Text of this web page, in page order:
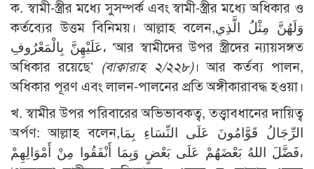
ক. স্বামী-স্ত্রীর মধ্যে সুসম্পর্ক এবং স্বামী-স্ত্রীর মধ্যে অধিকার ও
কর্তব্যের উত্তম বিনিময়। আল্লাহ বলেন,وَلَهُنَّ مِثْلُ الَّذِي
عَلَيْهِنَّ بِالْمَعْرُوفِ، ‘আর স্বামীদের উপর স্ত্রীদের ন্যায়সঙ্গত
অধিকার রয়েছে’ (বাক্বারাহ ২/২২৮)। আর কর্তব্য পালন,
অধিকার পূরণ এবং লালন-পালনের প্রতি অঙ্গীকারাবদ্ধ হওয়া।
খ. স্বামীর উপর পরিবারের অভিভাবকত্ব, তত্ত্বাবধানের দায়িত্ব
অর্পণ: আল্লাহ বলেন,الرِّجَالُ قَوَّامُونَ عَلَى النِّسَاءِ بِمَا
فَضَّلَ اللهُ بَعْضَهُمْ عَلَى بَعْضٍ وَبِمَا أَنْفَقُوا مِنْ أَمْوَالِهِمْ،